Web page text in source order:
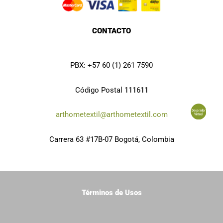
m
CONTACTO
PBX: +57 60 (1) 261 7590
Código Postal 111611
arthometextil@arthometextil.com
Carrera 63 #17B-07 Bogotá, Colombia
Términos de Usos